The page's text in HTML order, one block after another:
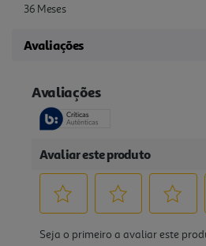
36 Meses
Avaliações